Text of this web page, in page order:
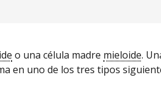
o una célula madre mieloide.
en uno de los tres tipos